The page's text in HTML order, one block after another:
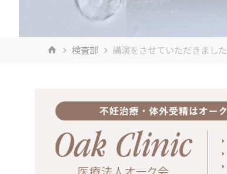
ホ 検査部 講演をさせていただきました